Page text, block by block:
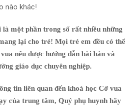
nào khác!
một phần trong số rất nhiều những
lại cho trẻ! Mọi trẻ em đều có thể
nếu được hướng dẫn bài bản và
giáo dục chuyên nghiệp.
tin liên quan đến khoá học Cờ vua
của trung tâm, Quý phụ huynh hãy